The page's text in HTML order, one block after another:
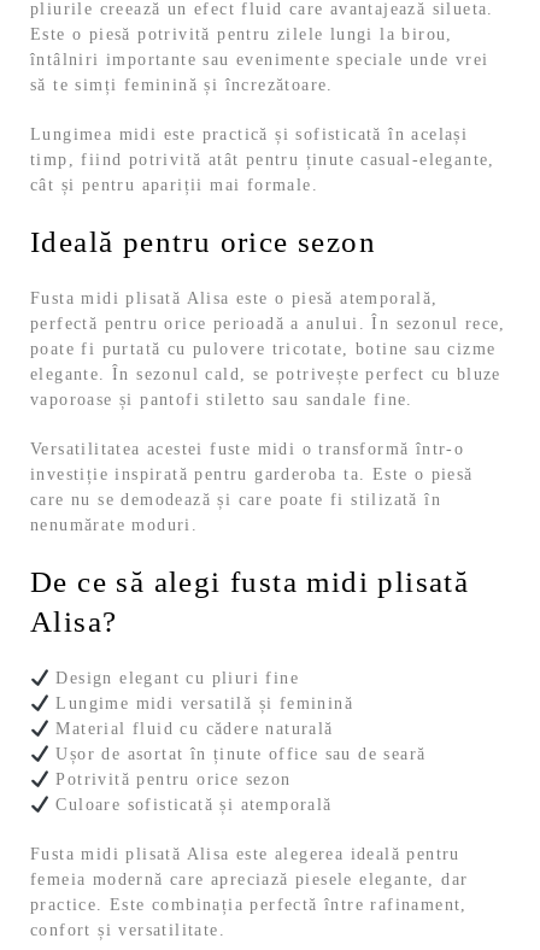
pliurile creează un efect fluid care avantajează silueta.
Este o piesă potrivită pentru zilele lungi la birou,
întâlniri importante sau evenimente speciale unde vrei
să te simți feminină și încrezătoare.
Lungimea midi este practică și sofisticată în același
timp, fiind potrivită atât pentru ținute casual-elegante,
cât și pentru apariții mai formale.
Ideală pentru orice sezon
Fusta midi plisată Alisa este o piesă atemporală,
perfectă pentru orice perioadă a anului. În sezonul rece,
poate fi purtată cu pulovere tricotate, botine sau cizme
elegante. În sezonul cald, se potrivește perfect cu bluze
vaporoase și pantofi stiletto sau sandale fine.
Versatilitatea acestei fuste midi o transformă într-o
investiție inspirată pentru garderoba ta. Este o piesă
care nu se demodează și care poate fi stilizată în
nenumărate moduri.
De ce să alegi fusta midi plisată
Alisa?
Design elegant cu pliuri fine
Lungime midi versatilă și feminină
Material fluid cu cădere naturală
Ușor de asortat în ținute office sau de seară
Potrivită pentru orice sezon
Culoare sofisticată și atemporală
Fusta midi plisată Alisa este alegerea ideală pentru
femeia modernă care apreciază piesele elegante, dar
practice. Este combinația perfectă între rafinament,
confort și versatilitate.